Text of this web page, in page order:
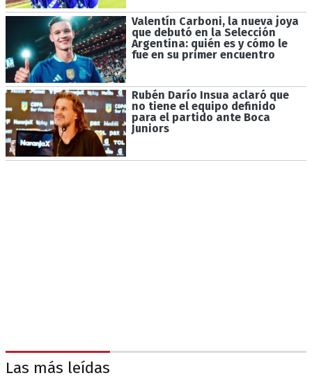
Valentín Carboni, la nueva joya
que debutó en la Selección
Argentina: quién es y cómo le
fue en su primer encuentro
Rubén Darío Insua aclaró que
no tiene el equipo definido
para el partido ante Boca
Juniors
Las más leídas